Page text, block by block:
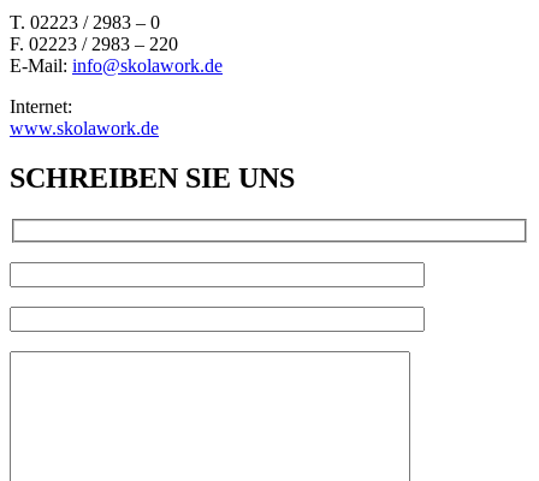
T. 02223 / 2983 – 0
F. 02223 / 2983 – 220
E-Mail: info@skolawork.de
Internet:
www.skolawork.de
SCHREIBEN SIE UNS